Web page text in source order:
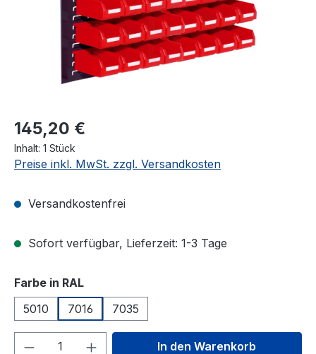
145,20 €
Inhalt: 1 Stück
Preise inkl. MwSt. zzgl. Versandkosten
Versandkostenfrei
Sofort verfügbar, Lieferzeit: 1-3 Tage
Farbe in RALauswählen
5010
7016 7035
Produkt Anzahl: Gib denIn den Warenkorb